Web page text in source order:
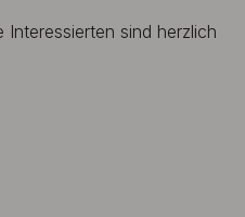
sind herzlich